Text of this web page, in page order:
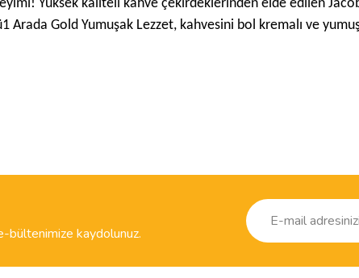
Yüksek kaliteli kahve çekirdeklerinden elde edilen
Arada Gold Yumuşak Lezzet, kahvesini bol kremalı ve
bültenimize kaydolunuz.